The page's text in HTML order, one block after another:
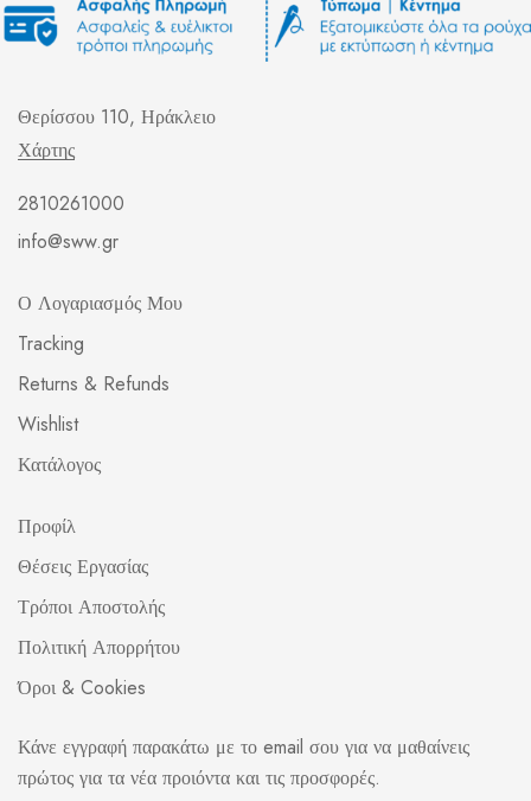
Θερίσσου 110, Ηράκλειο
Χάρτης
2810261000
info@sww.gr
Ο Λογαριασμός Μου
Tracking
Returns & Refunds
Wishlist
Κατάλογος
Προφίλ
Θέσεις Εργασίας
Τρόποι Αποστολής
Πολιτική Απορρήτου
Όροι & Cookies
Κάνε εγγραφή παρακάτω με το email σου για να μαθαίνεις
πρώτος για τα νέα προιόντα και τις προσφορές.